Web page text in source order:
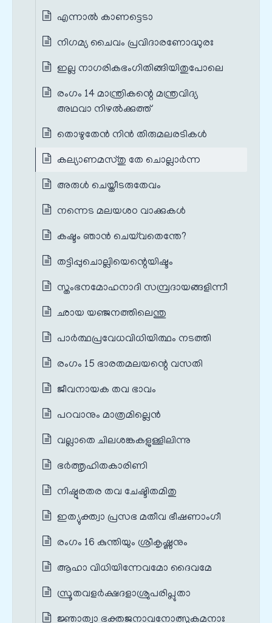
എന്നാൽ കാണട്ടെടാ
നിഗമ്യ ചൈവം പ്രവിദാരണോദ്ധുരഃ
ഇല്ല നാഗരികഭംഗിതിങ്ങിയിതുപോലെ
രംഗം 14 മാന്ത്രികന്റെ മന്ത്രവിദ്യ
അഥവാ നിഴൽക്കുത്ത്
തൊഴുതേൻ നിൻ തിരുമലരടികൾ
കല്യാണമസ്തു തേ ചൊല്ലാർന്ന
അരുൾ ചെയ്തീടരുതേവം
നന്നെട മലയശഠ വാക്കുകൾ
കഷ്ടം ഞാൻ ചെയ്‌വതെന്തേ?
തട്ടിപ്പുചൊല്ലിയെന്റെയിഷ്ടം
സ്തംഭനമോഹനാദി സമ്പ്രദായങ്ങളിന്നീ
ഛായ യഞ്ജനത്തിലെന്തു
പാർത്ഥപ്രവേധവിധിയിത്ഥം നടത്തി
രംഗം 15 ഭാരതമലയന്റെ വസതി
ജീവനായക തവ ഭാവം
പറവാനും മാത്രമില്ലെൻ
വല്ലാതെ ചിലശങ്കകളുള്ളിലിന്നു
ഭർത്തൃഹിതകാരിണി
നിഷ്ഠുരതര തവ ചേഷ്ടിതമിതു
ഇത്യുക്ത്വാ പ്രസഭ മതീവ ഭീഷണാംഗീ
രംഗം 16 കുന്തിയും ശ്രീകൃഷ്ണനും
ആഹാ വിധിയിന്നേവമോ ദൈവമേ
സ്രൂതവളർക്ഷദളാശ്രുപരിപ്ലുതാ
ജ്ഞാത്വാ ഭക്തജനാവനോത്സുകമനാഃ